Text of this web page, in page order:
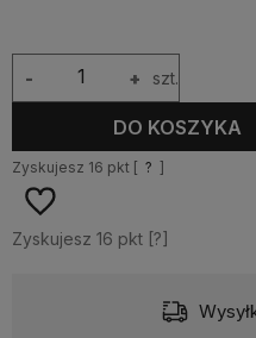
+
- szt.
DO KOSZYKA
Zyskujesz 16 pkt [ ? ]
Zyskujesz 16 pkt [?]
od 10,99 zł